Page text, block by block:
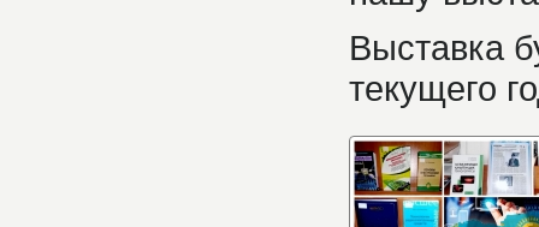
Выставка
текущего